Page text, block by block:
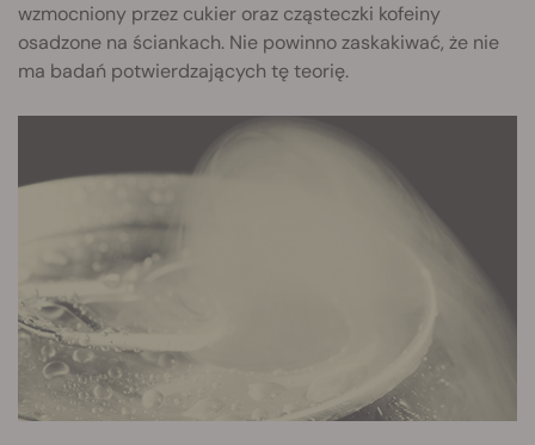
wzmocniony przez cukier oraz cząsteczki kofeiny
osadzone na ściankach. Nie powinno zaskakiwać, że nie
ma badań potwierdzających tę teorię.